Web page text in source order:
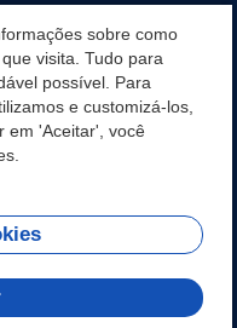
- SISTEMAS E
sobre como
visita. Tudo para
possível. Para
e customizá-los,
em 'Aceitar', você